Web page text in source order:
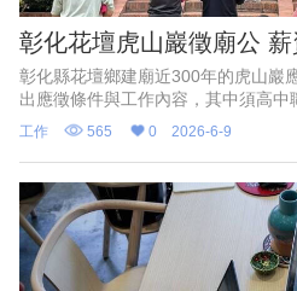
彰化花壇虎山巖徵廟公
彰化縣花壇鄉建廟近300年的虎山巖
出應徵條件與工作內容，其中須高
容則是維護廟寺安全等，膳食自理。
9500元，與現行勞工最
工作 565 0 2026-6-9